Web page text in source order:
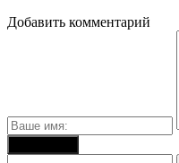
Добавить комментарий